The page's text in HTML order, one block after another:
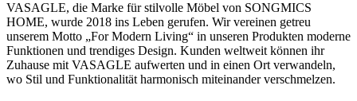
VASAGLE, die Marke für stilvolle Möbel von SONGMICS
HOME, wurde 2018 ins Leben gerufen. Wir vereinen getreu
unserem Motto „For Modern Living“ in unseren Produkten moderne
Funktionen und trendiges Design. Kunden weltweit können ihr
Zuhause mit VASAGLE aufwerten und in einen Ort verwandeln,
wo Stil und Funktionalität harmonisch miteinander verschmelzen.